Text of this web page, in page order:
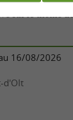
sur le thème
16/08/2026
d'Olt